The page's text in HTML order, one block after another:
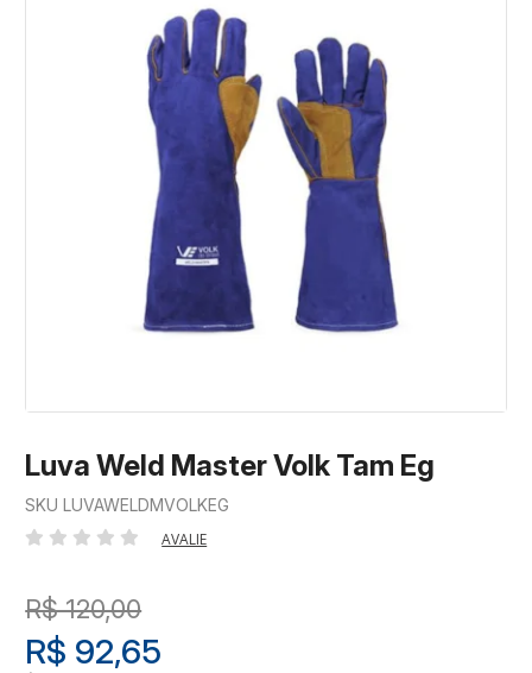
Luva Weld Master Volk Tam Eg
SKU LUVAWELDMVOLKEG
AVALIE
R$ 120,00
R$ 92,65